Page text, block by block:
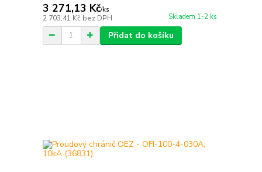
3 271,13 Kč/ks
2 703,41 Kč bez DPH Skladem 1-2 ks
Přidat do košíku